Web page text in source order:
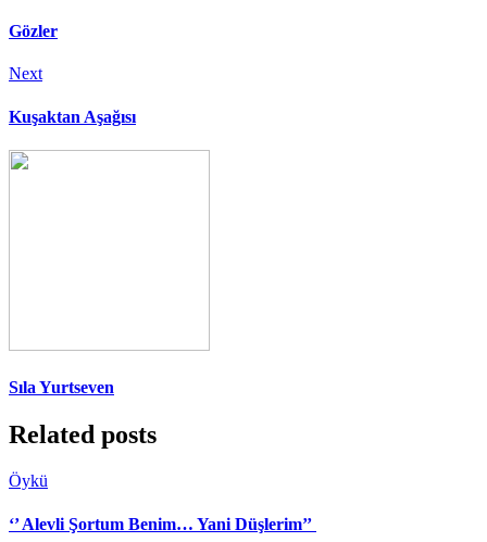
Gözler
Next
Kuşaktan Aşağısı
Sıla Yurtseven
Related posts
Öykü
‘’ Alevli Şortum Benim… Yani Düşlerim’’